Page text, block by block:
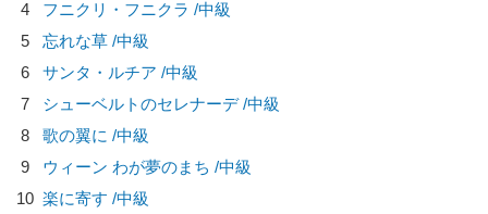
4
フニクリ・フニクラ /中級
5
忘れな草 /中級
6
サンタ・ルチア /中級
7
シューベルトのセレナーデ /中級
8
歌の翼に /中級
9
ウィーン わが夢のまち /中級
10 楽に寄す /中級